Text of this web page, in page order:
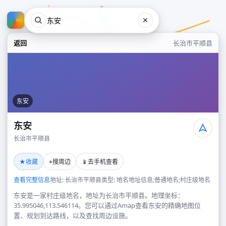
返回 长治市平顺县
东安
东安
长治市平顺县
★收藏 ⌖搜周边 📱 去手机查看
查看完整信息地址: 长治市平顺县类型: 地名地址信息;普通地名;村庄级地名
东安是一家村庄级地名，地址为长治市平顺县。地理坐标：
35.995046,113.546114。您可以通过Amap查看东安的精确地图位
置、规划到达路线，以及查找周边设施。